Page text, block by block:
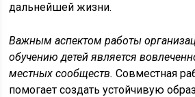
дальнейшей жизни.
Важным аспектом работы
обучению детей является
местных сообществ. Совместная
помогает создать устойчивую